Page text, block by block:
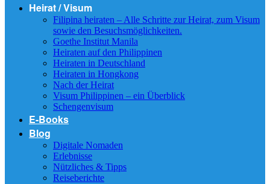
Heirat / Visum
Filipina heiraten – Alle Schritte zur Heirat, zum Visum
sowie den Besuchsmöglichkeiten.
Goethe Institut Manila
Heiraten auf den Philippinen
Heiraten in Deutschland
Heiraten in Hongkong
Nach der Heirat
Visum Philippinen – ein Überblick
Schengenvisum
E-Books
Blog
Digitale Nomaden
Erlebnisse
Nützliches & Tipps
Reiseberichte